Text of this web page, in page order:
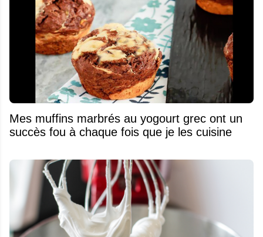
Mes muffins marbrés au yogourt grec ont un
succès fou à chaque fois que je les cuisine